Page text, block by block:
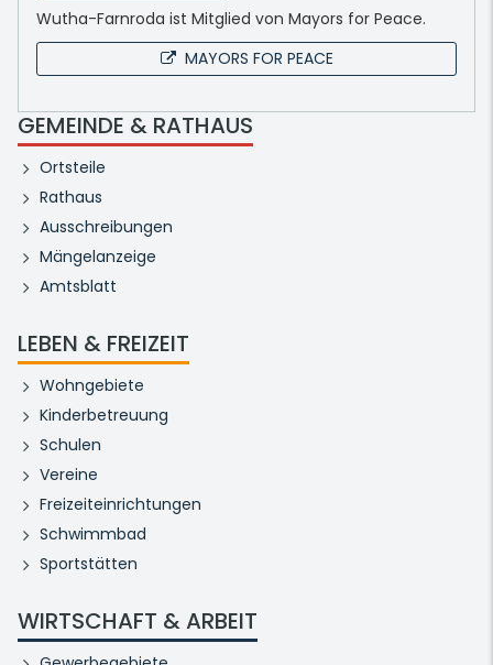
Wutha-Farnroda ist Mitglied von Mayors for Peace.
MAYORS FOR PEACE
GEMEINDE & RATHAUS
Ortsteile
Rathaus
Ausschreibungen
Mängelanzeige
Amtsblatt
LEBEN & FREIZEIT
Wohngebiete
Kinderbetreuung
Schulen
Vereine
Freizeiteinrichtungen
Schwimmbad
Sportstätten
WIRTSCHAFT & ARBEIT